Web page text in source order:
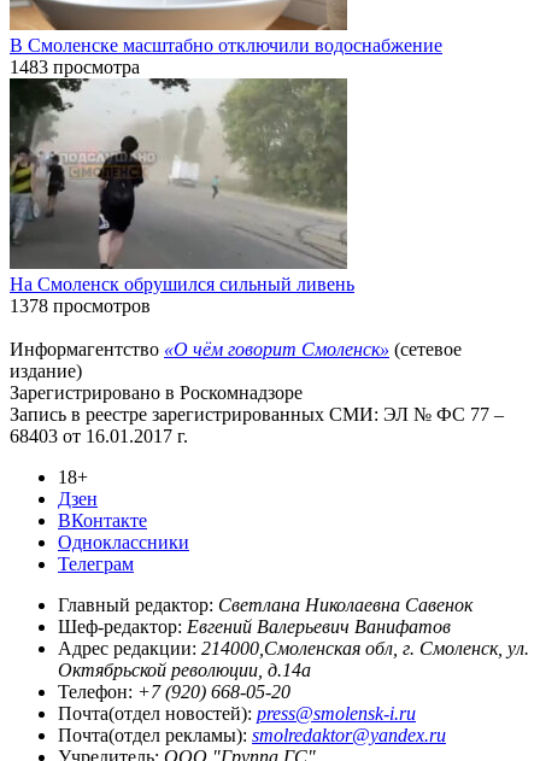
В Смоленске масштабно отключили водоснабжение
1483 просмотра
На Смоленск обрушился сильный ливень
1378 просмотров
Информагентство «О чём говорит Смоленск» (сетевое
издание)
Зарегистрировано в Роскомнадзоре
Запись в реестре зарегистрированных СМИ: ЭЛ № ФС 77 –
68403 от 16.01.2017 г.
18+
Дзен
ВКонтакте
Одноклассники
Телеграм
Главный редактор: Светлана Николаевна Савенок
Шеф-редактор: Евгений Валерьевич Ванифатов
Адрес редакции: 214000,Смоленская обл, г. Смоленск, ул.
Октябрьской революции, д.14а
Телефон: +7 (920) 668-05-20
Почта(отдел новостей): press@smolensk-i.ru
Почта(отдел рекламы): smolredaktor@yandex.ru
Учредитель: ООО "Группа ГС"